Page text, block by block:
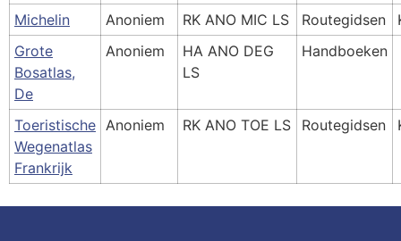
Michelin Anoniem RK ANO MIC LS Routegidsen
Grote
Bosatlas,
De
Anoniem
HA ANO DEG
LS
Handboeken
Toeristische
Wegenatlas
Frankrijk
Anoniem RK ANO TOE LS Routegidsen